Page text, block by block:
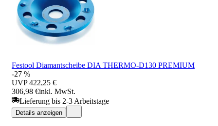
Festool Diamantscheibe DIA THERMO-D130 PREMIUM
-27 %
UVP 422,25 €
306,98 €inkl. MwSt.
Lieferung bis 2-3 Arbeitstage
Details anzeigen